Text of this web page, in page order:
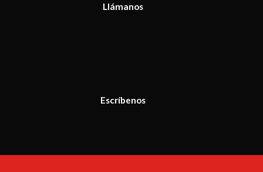
Llámanos
Escríbenos